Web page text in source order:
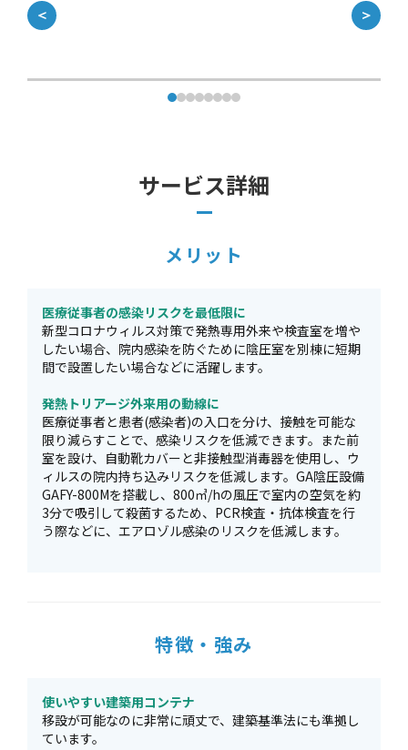
＜ ＞
サービス詳細
メリット
医療従事者の感染リスクを最低限に
新型コロナウィルス対策で発熱専用外来や検査室を増や
したい場合、院内感染を防ぐために陰圧室を別棟に短期
間で設置したい場合などに活躍します。
発熱トリアージ外来用の動線に
医療従事者と患者(感染者)の入口を分け、接触を可能な
限り減らすことで、感染リスクを低減できます。また前
室を設け、自動靴カバーと非接触型消毒器を使用し、ウ
ィルスの院内持ち込みリスクを低減します。GA陰圧設備
GAFY-800Mを搭載し、800㎥/hの風圧で室内の空気を約
3分で吸引して殺菌するため、PCR検査・抗体検査を行
う際などに、エアロゾル感染のリスクを低減します。
特徴・強み
使いやすい建築用コンテナ
移設が可能なのに非常に頑丈で、建築基準法にも準拠し
ています。